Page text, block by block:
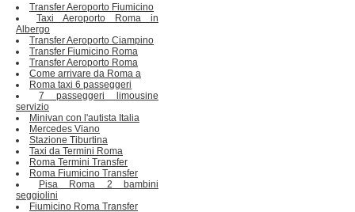
Transfer Aeroporto Fiumicino
Taxi Aeroporto Roma in
Albergo
Transfer Aeroporto Ciampino
Transfer Fiumicino Roma
Transfer Aeroporto Roma
Come arrivare da Roma a
Roma taxi 6 passeggeri
7 passeggeri limousine
servizio
Minivan con l'autista Italia
Mercedes Viano
Stazione Tiburtina
Taxi da Termini Roma
Roma Termini Transfer
Roma Fiumicino Transfer
Pisa Roma 2 bambini
seggiolini
Fiumicino Roma Transfer